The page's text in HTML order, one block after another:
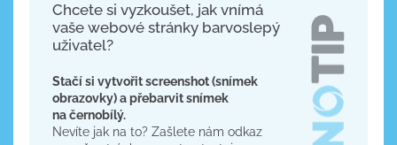
Chcete si vyzkoušet, jak vnímá
vaše webové stránky barvoslepý
uživatel?
Stačí si vytvořit screenshot (snímek
obrazovky) a přebarvit snímek
na černobílý.
Nevíte jak na to? Zašlete nám odkaz